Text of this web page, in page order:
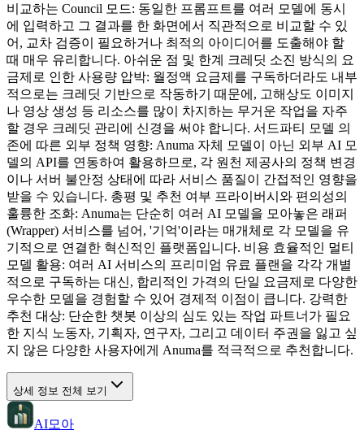
비교하는 Council 모드: 동일한 프롬프트를 여러 모델에 동시
에 입력하고 그 결과를 한 화면에서 직관적으로 비교할 수 있
어, 교차 검증이 필요하거나 최적의 아이디어를 도출해야 할
때 매우 유리합니다. 아쉬운 점 및 한계 크레딧 소진 방식의 요
금제로 인한 사용량 압박: 월정액 요금제를 구독하더라도 내부
적으로는 크레딧 기반으로 작동하기 때문에, 고해상도 이미지
나 영상 생성 등 리소스를 많이 차지하는 무거운 작업을 자주
할 경우 크레딧 관리에 신경을 써야 합니다. 서드파티 모델 의
존에 따른 외부 정책 영향: Anuma 자체 모델이 아닌 외부 AI 모
델의 API를 연동하여 활용하므로, 각 원천 제공사의 정책 변경
이나 서버 불안정 상태에 따라 서비스 품질이 간접적인 영향을
받을 수 있습니다. 총평 및 추천 여부 프라이버시와 편의성의
훌륭한 조화: Anuma는 단순히 여러 AI 모델을 모아놓은 래퍼
(Wrapper) 서비스를 넘어, '기억'이라는 매개체로 각 모델을 유
기적으로 연결한 혁신적인 플랫폼입니다. 비용 효율적인 멀티
모델 활용: 여러 AI 서비스의 프리미엄 유료 플랜을 각각 개별
적으로 구독하는 대신, 합리적인 가격의 단일 요금제로 다양한
우수한 모델을 경험할 수 있어 경제적 이점이 큽니다. 강력한
추천 대상: 단순한 챗봇 이상의 심도 있는 작업 파트너가 필요
한 지식 노동자, 기획자, 연구자, 그리고 데이터 주권을 잃고 싶
지 않은 다양한 사용자에게 Anuma를 적극적으로 추천합니다.
상세 정보 전체 보기
AI모아